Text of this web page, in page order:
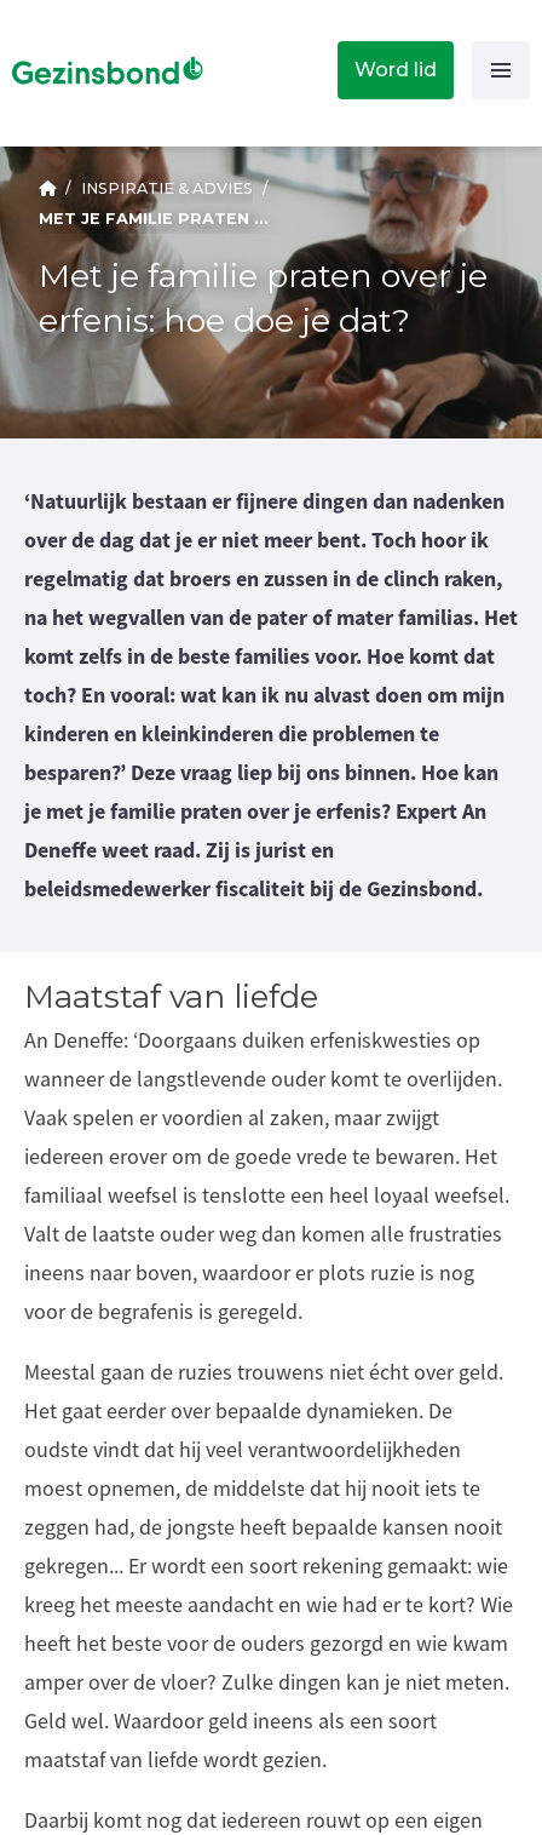
Word lid
/ INSPIRATIE & ADVIES /
MET JE FAMILIE PRATEN OVER JE ERFENIS: HOE DOE JE DAT?
Met je familie praten over je
erfenis: hoe doe je dat?
‘Natuurlijk bestaan er fijnere dingen dan nadenken
over de dag dat je er niet meer bent. Toch hoor ik
regelmatig dat broers en zussen in de clinch raken,
na het wegvallen van de pater of mater familias. Het
komt zelfs in de beste families voor. Hoe komt dat
toch? En vooral: wat kan ik nu alvast doen om mijn
kinderen en kleinkinderen die problemen te
besparen?’ Deze vraag liep bij ons binnen. Hoe kan
je met je familie praten over je erfenis? Expert An
Deneffe weet raad. Zij is jurist en
beleidsmedewerker fiscaliteit bij de Gezinsbond.
Maatstaf van liefde
An Deneffe: ‘Doorgaans duiken erfeniskwesties op
wanneer de langstlevende ouder komt te overlijden.
Vaak spelen er voordien al zaken, maar zwijgt
iedereen erover om de goede vrede te bewaren. Het
familiaal weefsel is tenslotte een heel loyaal weefsel.
Valt de laatste ouder weg dan komen alle frustraties
ineens naar boven, waardoor er plots ruzie is nog
voor de begrafenis is geregeld.
Meestal gaan de ruzies trouwens niet écht over geld.
Het gaat eerder over bepaalde dynamieken. De
oudste vindt dat hij veel verantwoordelijkheden
moest opnemen, de middelste dat hij nooit iets te
zeggen had, de jongste heeft bepaalde kansen nooit
gekregen... Er wordt een soort rekening gemaakt: wie
kreeg het meeste aandacht en wie had er te kort? Wie
heeft het beste voor de ouders gezorgd en wie kwam
amper over de vloer? Zulke dingen kan je niet meten.
Geld wel. Waardoor geld ineens als een soort
maatstaf van liefde wordt gezien.
Daarbij komt nog dat iedereen rouwt op een eigen